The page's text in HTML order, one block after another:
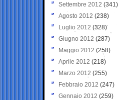
Settembre 2012 (341)
Agosto 2012 (238)
Luglio 2012 (328)
Giugno 2012 (287)
Maggio 2012 (258)
Aprile 2012 (218)
Marzo 2012 (255)
Febbraio 2012 (247)
Gennaio 2012 (259)